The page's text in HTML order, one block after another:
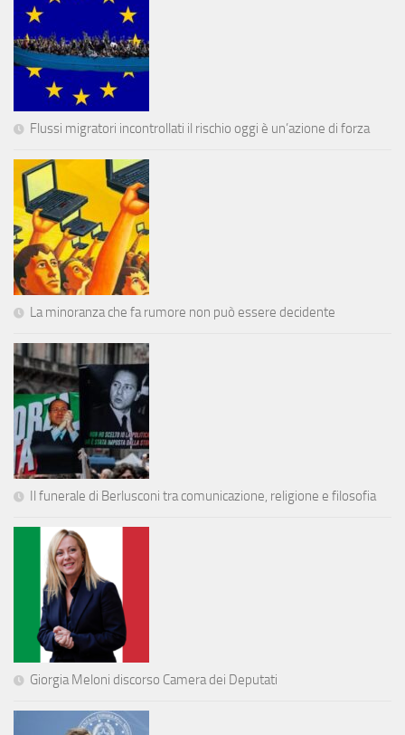
Flussi migratori incontrollati il rischio oggi è un’azione di forza
La minoranza che fa rumore non può essere decidente
Il funerale di Berlusconi tra comunicazione, religione e filosofia
Giorgia Meloni discorso Camera dei Deputati